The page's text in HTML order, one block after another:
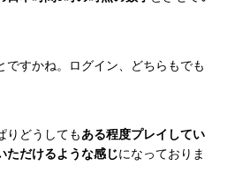
ですかね。ログイン、どちらもでも
りどうしてもある程度プレイしてい
ただけるような感じになっておりま